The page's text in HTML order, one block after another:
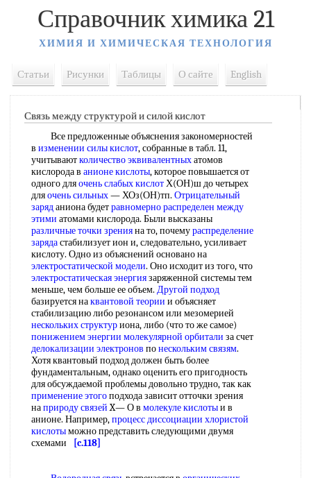
Справочник химика 21
ХИМИЯ И ХИМИЧЕСКАЯ ТЕХНОЛОГИЯ
Статьи Рисунки Таблицы О сайте English
Связь между структурой и силой кислот
Все предложенные объяснения закономерностей
в изменении силы кислот, собранные в табл. 11,
учитываютколичество эквивалентныхатомов
кислорода в анионе кислоты, которое повышается от
одного дляочень слабых кислотХ(ОН)ш до четырех
дляочень сильных— ХОз(ОН)тп. Отрицательный
заряданиона будетравномерно распределен между
этими атомами кислорода. Были высказаны
различные точки зренияна то, почемураспределение
зарядастабилизует ион и, следовательно, усиливает
кислоту. Одно из объяснений основано на
электростатической модели. Оно исходит из того, что
электростатическая энергиязаряженной системы тем
меньше, чем больше ее объем. Другой подход
базируется наквантовой теории и объясняет
стабилизацию либо резонансом или мезомерией
нескольких структуриона, либо (что то же самое)
понижением энергии молекулярной орбитали за счет
делокализации электронов понескольким связям.
Хотя квантовый подход должен быть более
фундаментальным, однако оценить его пригодность
для обсуждаемой проблемы довольно трудно, так как
применение этогоподхода зависит отточки зрения
наприроду связейX— О в молекуле кислотыи в
анионе. Например,процесс диссоциации хлористой
кислотыможно представить следующими двумя
схемами
[c.118]